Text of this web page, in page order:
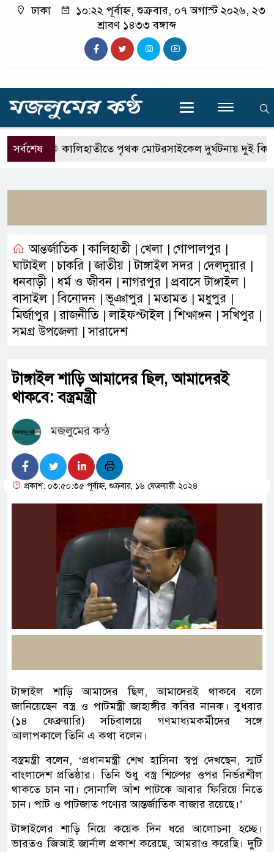
ঢাকা
১০:২২ পূর্বাহ্ন, শুক্রবার, ০৭ অগাস্ট ২০২৬, ২৩
শ্রাবণ ১৪৩৩ বঙ্গাব্দ
সর্বশেষকালিহাতীতে পৃথক মোটরসাইকেল দুর্ঘটনায় দুই কিশোর
আন্তর্জাতিক |কালিহাতী খেলা গোপালপুর
ঘাটাইল |চাকরি |জাতীয় |টাঙ্গাইল সদর দেলদুয়ার
ধনবাড়ী ধর্ম ও জীবন |নাগরপুর প্রবাসে টাঙ্গাইল
বাসাইল |বিনোদন |ভূঞাপুর |মতামত |মধুপুর
মির্জাপুর |রাজনীতি |লাইফস্টাইল |শিক্ষাঙ্গন |সখিপুর
সমগ্র উপজেলা |সারাদেশ
টাঙ্গাইল শাড়ি আমাদের ছিল, আমাদেরই
থাকবে: বস্ত্রমন্ত্রী
মজলুমের কন্ঠ
প্রকাশ: ০৩:৫০:৩৫ পূর্বাহ্ন, শুক্রবার, ১৬ ফেব্রুয়ারী ২০২৪
টাঙ্গাইল শাড়ি আমাদের ছিল, আমাদেরই থাকবে বলে
জানিয়েছেন বস্ত্র ও পাটমন্ত্রী জাহাঙ্গীর কবির নানক। বুধবার
(১৪ ফেব্রুয়ারি) সচিবালয়ে গণমাধ্যমকর্মীদের সঙ্গে
আলাপকালে তিনি এ কথা বলেন।
বস্ত্রমন্ত্রী বলেন, ‘প্রধানমন্ত্রী শেখ হাসিনা স্বপ্ন দেখছেন, স্মার্ট
বাংলাদেশ প্রতিষ্ঠার। তিনি শুধু বস্ত্র শিল্পের ওপর নির্ভরশীল
থাকতে চান না। সোনালি আঁশ পাটকে আবার ফিরিয়ে নিতে
চান। পাট ও পাটজাত পণ্যের আন্তর্জাতিক বাজার রয়েছে।’
টাঙ্গাইলের শাড়ি নিয়ে কয়েক দিন ধরে আলোচনা হচ্ছে।
ভারতও জিআই জার্নাল প্রকাশ করেছে, আমরাও করেছি। দুটি